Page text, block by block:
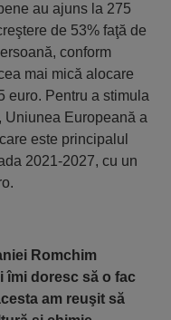
au ajuns la 275
de 53% faţă de
conform
mai mică alocare
euro. Pentru a stimula
Uniunea Europeană a
este principalul
2021-2027, cu un
Romchim
îmi doresc să o fac
am reuşit să